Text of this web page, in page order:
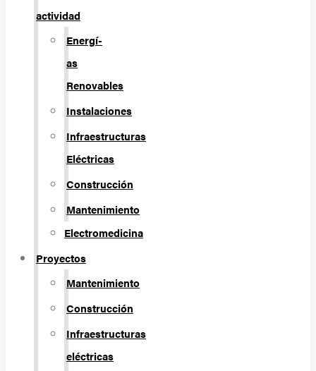
actividad
Energí­
as
Renovables
Instalaciones
Infraestructuras
Eléctricas
Construcción
Mantenimiento
Electromedicina
Proyectos
Mantenimiento
Construcción
Infraestructuras
eléctricas